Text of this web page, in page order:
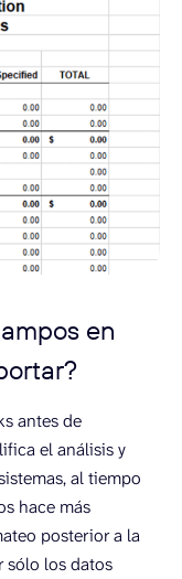
en
antes de
el análisis y
al tiempo
hace más
posterior a la
sólo los datos